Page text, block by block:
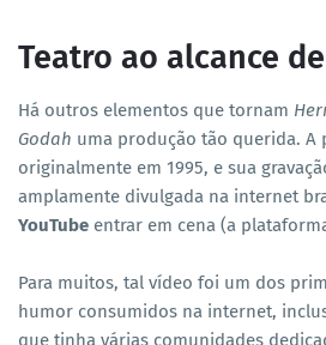
Teatro ao alcance
Há outros elementos que tornam
Godah uma produção tão querida. A
originalmente em 1995, e sua
amplamente divulgada na internet
YouTube entrar em cena (a
Para muitos, tal vídeo foi um dos
humor consumidos na internet,
que tinha várias comunidades